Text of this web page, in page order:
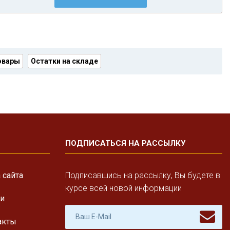
Остатки на складе
сайта
ПОДПИСАТЬСЯ НА РАССЫЛКУ
Подписавшись на рассылку, Вы будете в
курсе всей новой информации